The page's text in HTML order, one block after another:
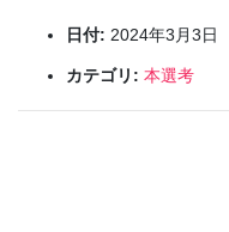
日付: 2024年3月3日
カテゴリ: 本選考